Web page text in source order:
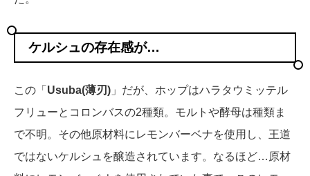
ケルシュの存在感が…
この「 Usuba(薄刃) 」だが、ホップはハラタウミッテル
フリューとコロンバスの2種類。モルトや酵母は種類ま
で不明。その他原材料にレモンバーベナを使用し、王道
ではないケルシュを醸造されています。なるほど…原材